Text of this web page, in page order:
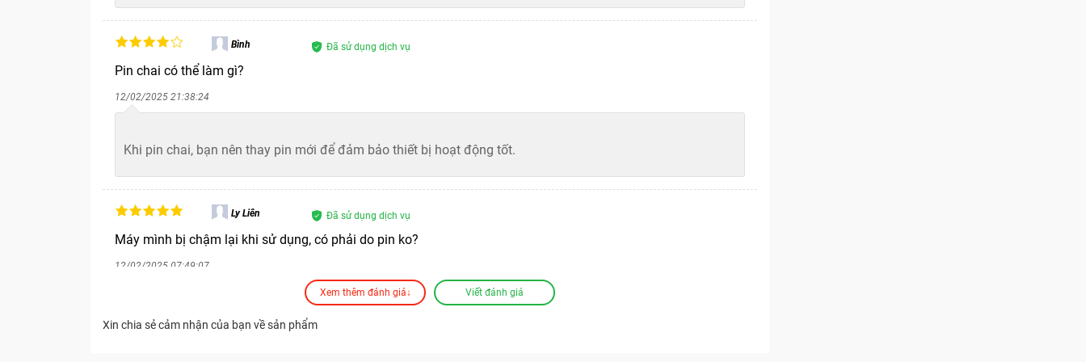
Xem thêm đánh giá↓ Viết đánh giá
Bình Đã sử dụng dịch vụ
Pin chai có thể làm gì?
12/02/2025 21:38:24
Khi pin chai, bạn nên thay pin mới để đảm bảo thiết bị hoạt động tốt.
Ly Liên Đã sử dụng dịch vụ
Máy mình bị chậm lại khi sử dụng, có phải do pin ko?
12/02/2025 07:49:07
Máy chậm lại có thể do pin hoặc phần mềm. Nên kiểm tra và có thể thay pin nếu cần.
Xin chia sẻ cảm nhận của bạn về sản phẩm